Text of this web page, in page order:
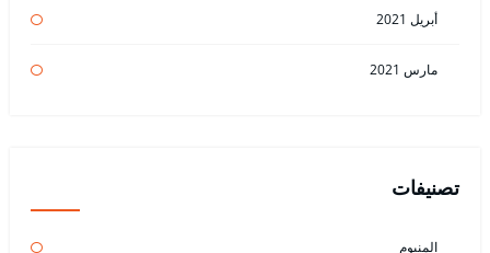
أبريل 2021
مارس 2021
تصنيفات
المنيوم